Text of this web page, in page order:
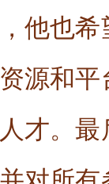
他也
源和
才。